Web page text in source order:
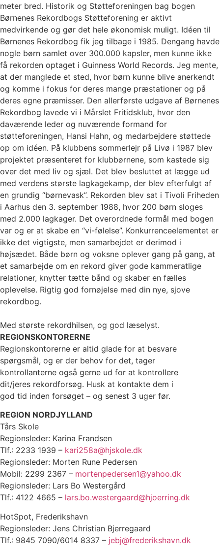
meter bred. Historik og Støtteforeningen bag bogen
Børnenes Rekordbogs Støtteforening er aktivt
medvirkende og gør det hele økonomisk muligt. Idéen til
Børnenes Rekordbog fik jeg tilbage i 1985. Dengang havde
nogle børn samlet over 300.000 kapsler, men kunne ikke
få rekorden optaget i Guinness World Records. Jeg mente,
at der manglede et sted, hvor børn kunne blive anerkendt
og komme i fokus for deres mange præstationer og på
deres egne præmisser. Den allerførste udgave af Børnenes
Rekordbog lavede vi i Mårslet Fritidsklub, hvor den
daværende leder og nuværende formand for
støtteforeningen, Hansi Hahn, og medarbejdere støttede
op om idéen. På klubbens sommerlejr på Livø i 1987 blev
projektet præsenteret for klubbørnene, som kastede sig
over det med liv og sjæl. Det blev besluttet at lægge ud
med verdens største lagkagekamp, der blev efterfulgt af
en grundig “børnevask”. Rekorden blev sat i Tivoli Friheden
i Aarhus den 3. september 1988, hvor 200 børn sloges
med 2.000 lagkager. Det overordnede formål med bogen
var og er at skabe en “vi-følelse”. Konkurrenceelementet er
ikke det vigtigste, men samarbejdet er derimod i
højsædet. Både børn og voksne oplever gang på gang, at
et samarbejde om en rekord giver gode kammeratlige
relationer, knytter tætte bånd og skaber en fælles
oplevelse. Rigtig god fornøjelse med din nye, sjove
rekordbog.
Med største rekordhilsen, og god læselyst.
REGIONSKONTORERNE
Regionskontorerne er altid glade for at besvare
spørgsmål, og er der behov for det, tager
kontrollanterne også gerne ud for at kontrollere
dit/jeres rekordforsøg. Husk at kontakte dem i
god tid inden forsøget – og senest 3 uger før.
REGION NORDJYLLAND
Tårs Skole
Regionsleder: Karina Frandsen
Tlf.: 2233 1939 – kari258a@hjskole.dk
Regionsleder: Morten Rune Pedersen
Mobil: 2299 2367 – mortenpedersen1@yahoo.dk
Regionsleder: Lars Bo Westergård
Tlf.: 4122 4665 – lars.bo.westergaard@hjoerring.dk
HotSpot, Frederikshavn
Regionsleder: Jens Christian Bjerregaard
Tlf.: 9845 7090/6014 8337 – jebj@frederikshavn.dk